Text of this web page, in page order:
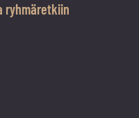
ryhmäretkiin